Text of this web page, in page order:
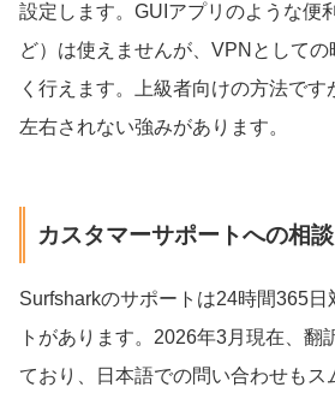
設定します。GUIアプリのような便
ど）は使えませんが、VPNとして
く行えます。上級者向けの方法です
左右されない強みがあります。
カスタマーサポートへの相談
Surfsharkのサポートは24時間365日
トがあります。2026年3月現在、翻
ており、日本語での問い合わせもス